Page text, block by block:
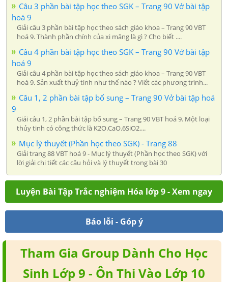
Câu 3 phần bài tập học theo SGK – Trang 90 Vở bài tập
hoá 9
Giải câu 3 phần bài tập học theo sách giáo khoa – Trang 90 VBT
hoá 9. Thành phần chính của xi măng là gì ? Cho biết ....
Câu 4 phần bài tập học theo SGK – Trang 90 Vở bài tập
hoá 9
Giải câu 4 phần bài tập học theo sách giáo khoa – Trang 90 VBT
hoá 9. Sản xuất thuỷ tinh như thế nào ? Viết các phương trình...
Câu 1, 2 phần bài tập bổ sung – Trang 90 Vở bài tập hoá
9
Giải câu 1, 2 phần bài tập bổ sung – Trang 90 VBT hoá 9. Một loại
thủy tinh có công thức là K2O.CaO.6SiO2....
Mục lý thuyết (Phần học theo SGK) - Trang 88
Giải trang 88 VBT hoá 9 - Mục lý thuyết (Phần học theo SGK) với
lời giải chi tiết các câu hỏi và lý thuyết trong bài 30
Luyện Bài Tập Trắc nghiệm Hóa lớp 9 - Xem ngay
Báo lỗi - Góp ý
Tham Gia Group Dành Cho Học
Sinh Lớp 9 - Ôn Thi Vào Lớp 10